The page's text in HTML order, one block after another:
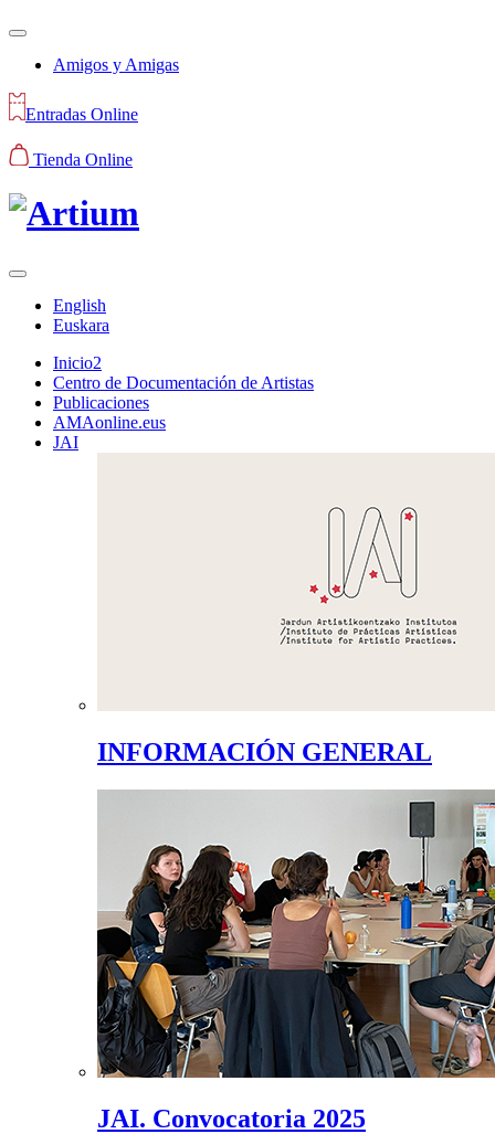
Amigos y Amigas
Entradas Online
Tienda Online
English
Euskara
Inicio2
Centro de Documentación de Artistas
Publicaciones
AMAonline.eus
JAI
INFORMACIÓN GENERAL
JAI. Convocatoria 2025